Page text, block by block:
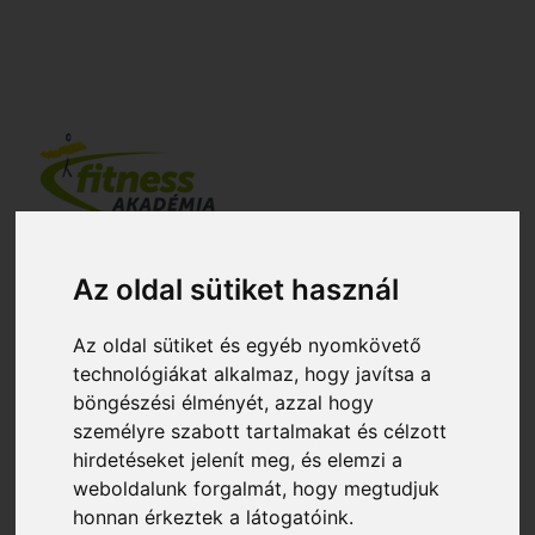
Az oldal sütiket használ
Az oldal sütiket és egyéb nyomkövető
technológiákat alkalmaz, hogy javítsa a
böngészési élményét, azzal hogy
személyre szabott tartalmakat és célzott
hirdetéseket jelenít meg, és elemzi a
weboldalunk forgalmát, hogy megtudjuk
honnan érkeztek a látogatóink.
TÉNYLEG NAPI 10 000 LÉPÉST
KELL MEGTENNED AZ
EGÉSZSÉGHEZ?
Ha figyelemmel kíséred, mennyit mozogsz,
könnyen lehet, hogy neked is 10 000 lépés
a célod. De valóban csaknem 8 kilométert